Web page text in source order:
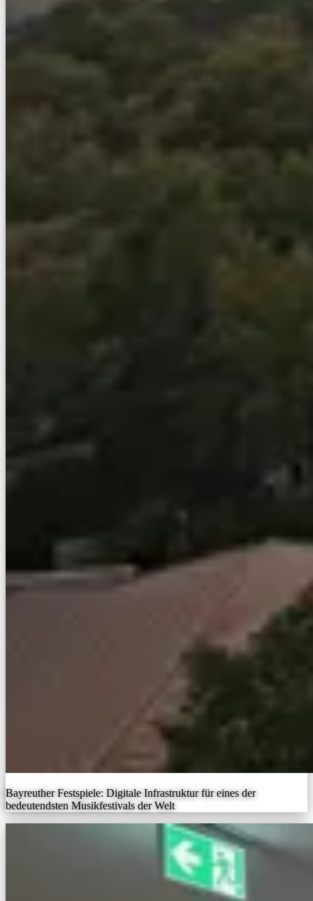
Bayreuther Festspiele: Digitale Infrastruktur für eines der
bedeutendsten Musikfestivals der Welt